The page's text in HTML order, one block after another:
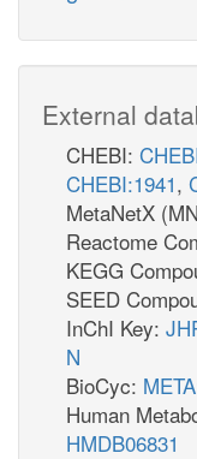
External
CHEBI:
CHEBI:1941,
MetaNetX
Reactome
KEGG
SEED
InChI Key:
N
BioCyc:
Human
HMDB06831